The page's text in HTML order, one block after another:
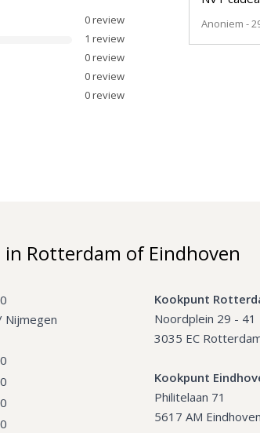
0review
1 review
0review
0review
0review
Anoniem -
in Rotterdam of Eindhoven
Nijmegen
Kookpunt
Noordplein 29 - 41
3035 EC
Kookpunt
Philitelaan 71
5617 AM